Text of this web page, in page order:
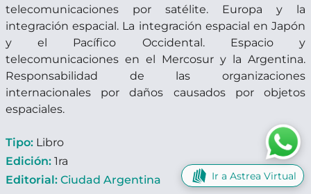
telecomunicaciones por satélite. Europa y la
integración espacial. La integración espacial en Japón
y el Pacífico Occidental. Espacio y
telecomunicaciones en el Mercosur y la Argentina.
Responsabilidad de las organizaciones
internacionales por daños causados por objetos
espaciales.
Tipo: Libro
Edición: 1ra
Editorial: Ciudad Argentina
Ir a Astrea Virtual